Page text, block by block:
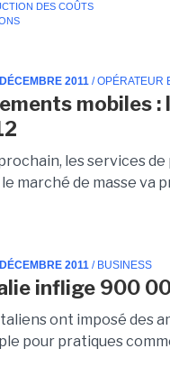
DES COÛTS
2011 / OPÉRATEUR
mobiles
les services
le marché de masse va
2011 / BUSINESS
inflige 900
ont imposé des
pour pratiques